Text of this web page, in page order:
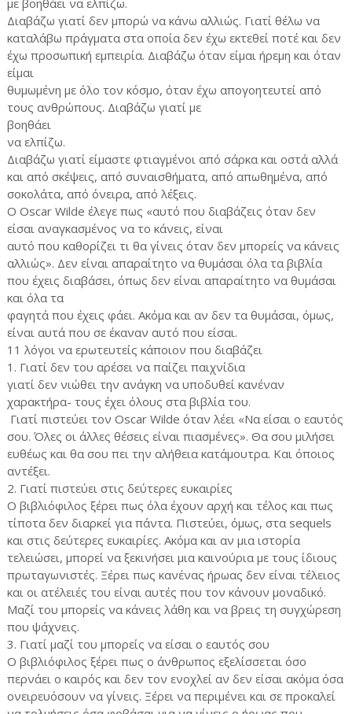
με βοηθάει να ελπίζω.
Διαβάζω γιατί δεν μπορώ να κάνω αλλιώς. Γιατί θέλω να
καταλάβω πράγματα στα οποία δεν έχω εκτεθεί ποτέ και δεν
έχω προσωπική εμπειρία. Διαβάζω όταν είμαι ήρεμη και όταν
είμαι
θυμωμένη με όλο τον κόσμο, όταν έχω απογοητευτεί από
τους ανθρώπους. Διαβάζω γιατί με
βοηθάει
να ελπίζω.
Διαβάζω γιατί είμαστε φτιαγμένοι από σάρκα και οστά αλλά
και από σκέψεις, από συναισθήματα, από απωθημένα, από
σοκολάτα, από όνειρα, από λέξεις.
Ο Oscar Wilde έλεγε πως «αυτό που διαβάζεις όταν δεν
είσαι αναγκασμένος να το κάνεις, είναι
αυτό που καθορίζει τι θα γίνεις όταν δεν μπορείς να κάνεις
αλλιώς». Δεν είναι απαραίτητο να θυμάσαι όλα τα βιβλία
που έχεις διαβάσει, όπως δεν είναι απαραίτητο να θυμάσαι
και όλα τα
φαγητά που έχεις φάει. Ακόμα και αν δεν τα θυμάσαι, όμως,
είναι αυτά που σε έκαναν αυτό που είσαι.
11 λόγοι να ερωτευτείς κάποιον που διαβάζει
1. Γιατί δεν του αρέσει να παίζει παιχνίδια
γιατί δεν νιώθει την ανάγκη να υποδυθεί κανέναν
χαρακτήρα- τους έχει όλους στα βιβλία του.
Γιατί πιστεύει τον Oscar Wilde όταν λέει «Να είσαι ο εαυτός
σου. Όλες οι άλλες θέσεις είναι πιασμένες». Θα σου μιλήσει
ευθέως και θα σου πει την αλήθεια κατάμουτρα. Και όποιος
αντέξει.
2. Γιατί πιστεύει στις δεύτερες ευκαιρίες
Ο βιβλιόφιλος ξέρει πως όλα έχουν αρχή και τέλος και πως
τίποτα δεν διαρκεί για πάντα. Πιστεύει, όμως, στα sequels
και στις δεύτερες ευκαιρίες. Ακόμα και αν μια ιστορία
τελειώσει, μπορεί να ξεκινήσει μια καινούρια με τους ίδιους
πρωταγωνιστές. Ξέρει πως κανένας ήρωας δεν είναι τέλειος
και οι ατέλειές του είναι αυτές που τον κάνουν μοναδικό.
Μαζί του μπορείς να κάνεις λάθη και να βρεις τη συγχώρεση
που ψάχνεις.
3. Γιατί μαζί του μπορείς να είσαι ο εαυτός σου
Ο βιβλιόφιλος ξέρει πως ο άνθρωπος εξελίσσεται όσο
περνάει ο καιρός και δεν τον ενοχλεί αν δεν είσαι ακόμα όσα
ονειρευόσουν να γίνεις. Ξέρει να περιμένει και σε προκαλεί